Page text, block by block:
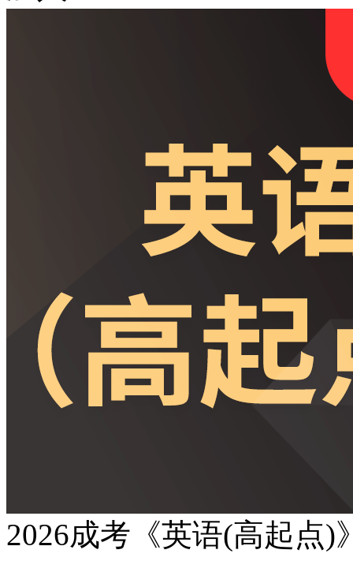
2026成考《英语(高起点)